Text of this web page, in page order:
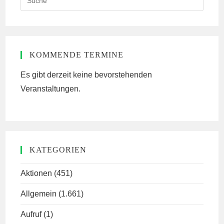
this
KOMMENDE TERMINE
Es gibt derzeit keine bevorstehenden
Veranstaltungen.
KATEGORIEN
Aktionen (451)
Allgemein (1.661)
Aufruf (1)